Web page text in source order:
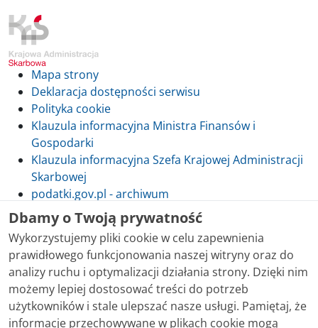
Mapa strony
Deklaracja dostępności serwisu
Polityka cookie
Klauzula informacyjna Ministra Finansów i
Gospodarki
Klauzula informacyjna Szefa Krajowej Administracji
Skarbowej
podatki.gov.pl - archiwum
Skontaktuj się z nami
Treści zamieszczone w serwisie udostępniamy
bezpłatnie. Korzystanie z treści opublikowanych w
Dbamy o Twoją prywatność
Wykorzystujemy pliki cookie w celu zapewnienia
prawidłowego funkcjonowania naszej witryny oraz do
analizy ruchu i optymalizacji działania strony. Dzięki nim
możemy lepiej dostosować treści do potrzeb
użytkowników i stale ulepszać nasze usługi. Pamiętaj, że
informacje przechowywane w plikach cookie mogą